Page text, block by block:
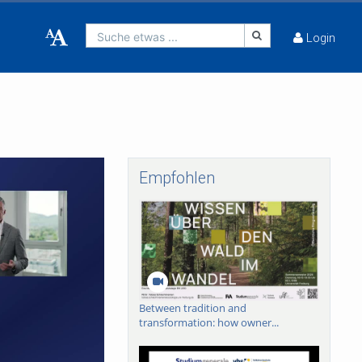
Suche etwas ... Login
Empfohlen
Between tradition and
transformation: how owner...